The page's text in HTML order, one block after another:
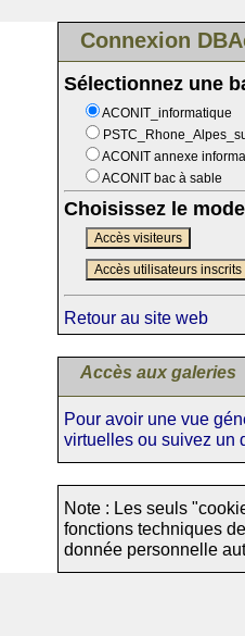
Connexion
Sélectionnez une
ACONIT_informatique
ACONIT annexe
ACONIT bac à sable
Choisissez le
Accès visiteurs
Accès utilisateurs inscrits
Retour au site web
Accès aux galeries
Pour avoir une vue
virtuelles ou suivez un
Note : Les seuls
fonctions techniques
donnée personnelle